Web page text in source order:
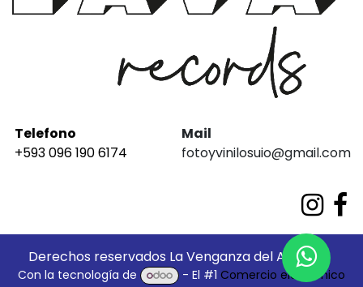
Telefono
+593 096 190 6174
Mail
fotoyvinilosuio@gmail.com
Derechos reservados La Venganza del Análogo
Con la tecnología de - El #1Comercio electrónico